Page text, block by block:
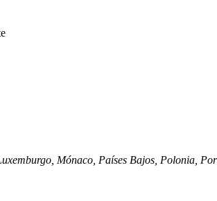
Mónaco, Países Bajos, Polonia,